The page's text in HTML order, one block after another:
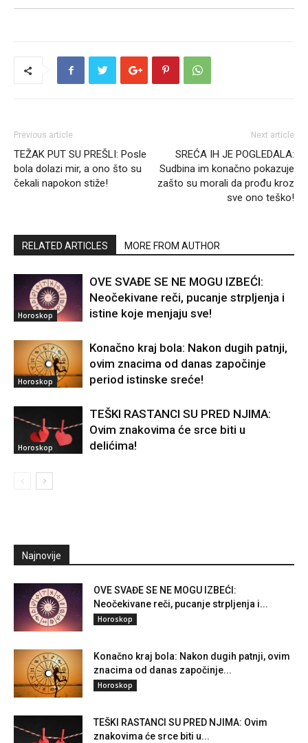
Previous article
TEŽAK PUT SU PREŠLI: Posle
bola dolazi mir, a ono što su
čekali napokon stiže!
Next article
SREĆA IH JE POGLEDALA:
Sudbina im konačno pokazuje
zašto su morali da prođu kroz
sve ono teško!
RELATED ARTICLES MORE FROM AUTHOR
Horoskop
OVE SVAĐE SE NE MOGU IZBEĆI:
Neočekivane reči, pucanje strpljenja i
istine koje menjaju sve!
Horoskop
Konačno kraj bola: Nakon dugih patnji,
ovim znacima od danas započinje
period istinske sreće!
Horoskop
TEŠKI RASTANCI SU PRED NJIMA:
Ovim znakovima će srce biti u
delićima!
Najnovije
OVE SVAĐE SE NE MOGU IZBEĆI:
Neočekivane reči, pucanje strpljenja i...
Horoskop
Konačno kraj bola: Nakon dugih patnji, ovim
znacima od danas započinje...
Horoskop
TEŠKI RASTANCI SU PRED NJIMA: Ovim
znakovima će srce biti u...